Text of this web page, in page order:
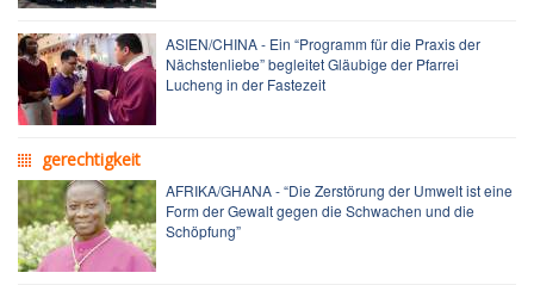
ASIEN/CHINA - Ein “Programm für die Praxis der
Nächstenliebe” begleitet Gläubige der Pfarrei
Lucheng in der Fastezeit
gerechtigkeit
AFRIKA/GHANA - “Die Zerstörung der Umwelt ist eine
Form der Gewalt gegen die Schwachen und die
Schöpfung”